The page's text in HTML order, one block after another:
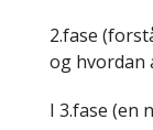
2.fase
og hvordan
I 3.fase (en